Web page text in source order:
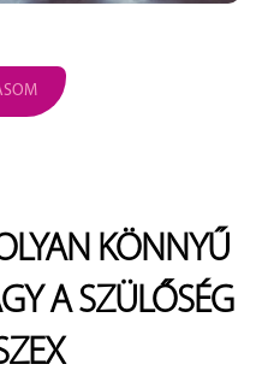
KÖNNYŰ
A SZÜLŐSÉG